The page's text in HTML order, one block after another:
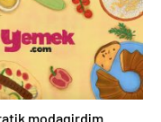
modagirdim